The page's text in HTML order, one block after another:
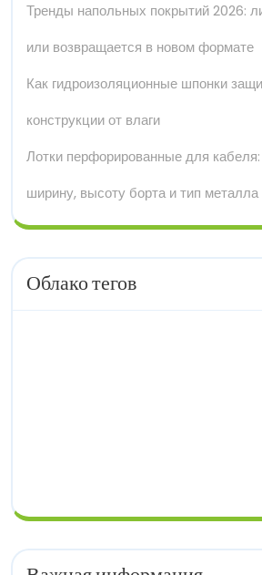
Тренды напольных покрытий 2026:
или возвращается в новом формате
Как гидроизоляционные шпонки
конструкции от влаги
Лотки перфорированные для
ширину, высоту борта и тип
Облако тегов